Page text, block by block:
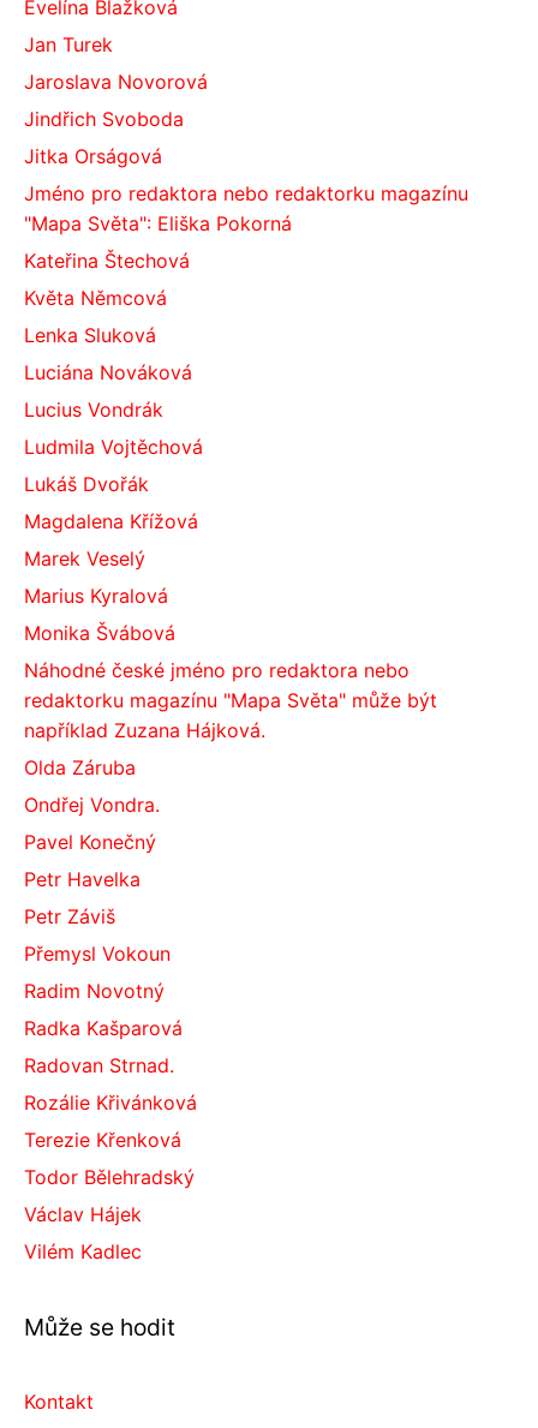
Evelína Blažková
Jan Turek
Jaroslava Novorová
Jindřich Svoboda
Jitka Orságová
Jméno pro redaktora nebo redaktorku magazínu
"Mapa Světa": Eliška Pokorná
Kateřina Štechová
Květa Němcová
Lenka Sluková
Luciána Nováková
Lucius Vondrák
Ludmila Vojtěchová
Lukáš Dvořák
Magdalena Křížová
Marek Veselý
Marius Kyralová
Monika Švábová
Náhodné české jméno pro redaktora nebo
redaktorku magazínu "Mapa Světa" může být
například Zuzana Hájková.
Olda Záruba
Ondřej Vondra.
Pavel Konečný
Petr Havelka
Petr Záviš
Přemysl Vokoun
Radim Novotný
Radka Kašparová
Radovan Strnad.
Rozálie Křivánková
Terezie Křenková
Todor Bělehradský
Václav Hájek
Vilém Kadlec
Může se hodit
Kontakt